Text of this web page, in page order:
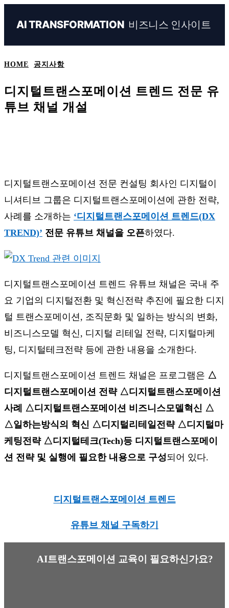
AI TRANSFORMATION 비즈니스 인사이트
HOME 공지사항
디지털트랜스포메이션 트렌드 전문 유
튜브 채널 개설
디지털트랜스포메이션 전문 컨설팅 회사인 디지털이
니셔티브 그룹은 디지털트랜스포메이션에 관한 전략,
사례를 소개하는 ‘디지털트랜스포메이션 트렌드(DX
TREND)’ 전문 유튜브 채널을 오픈하였다.
디지털트랜스포메이션 트렌드 유튜브 채널은 국내 주
요 기업의 디지털전환 및 혁신전략 추진에 필요한 디지
털 트랜스포메이션, 조직문화 및 일하는 방식의 변화,
비즈니스모델 혁신, 디지털 리테일 전략, 디지털마케
팅, 디지털테크전략 등에 관한 내용을 소개한다.
디지털트랜스포메이션 트렌드 채널은 프로그램은 △
디지털트랜스포메이션 전략 △디지털트랜스포메이션
사례 △디지털트랜스포메이션 비즈니스모델혁신 △
△일하는방식의 혁신 △디지털리테일전략 △디지털마
케팅전략 △디지털테크(Tech)등 디지털트랜스포메이
션 전략 및 실행에 필요한 내용으로 구성되어 있다.
디지털트랜스포메이션 트렌드
유튜브 채널 구독하기
AI트랜스포메이션 교육이 필요하신가요?